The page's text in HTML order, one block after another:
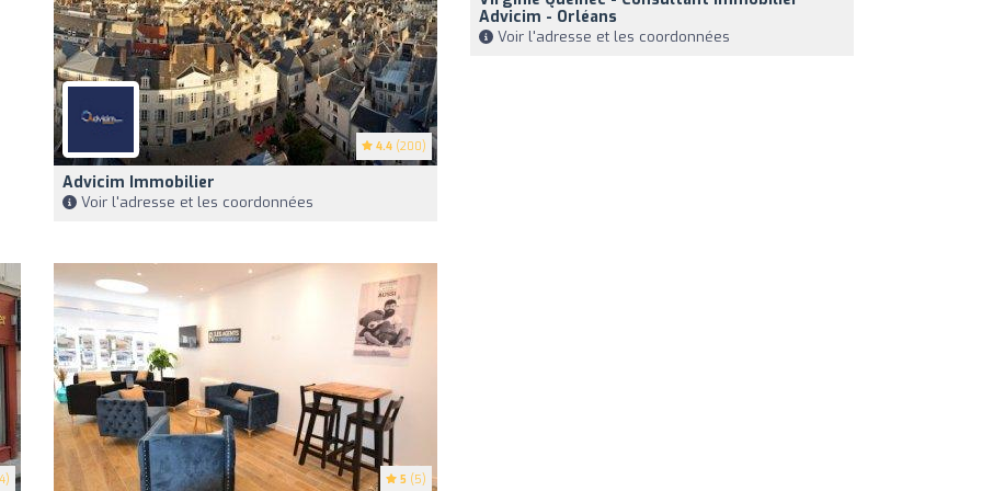
4.4 (200)
Advicim Immobilier
Voir l'adresse et les coordonnées
Advicim - Orléans
Voir l'adresse et les coordonnées
5 (5)